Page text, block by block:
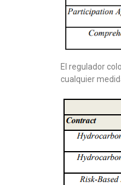
El regulador
cualquier